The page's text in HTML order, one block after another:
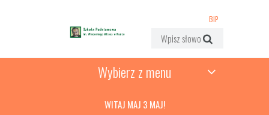
BIP
Wybierz z menu
WITAJ MAJ 3 MAJ!